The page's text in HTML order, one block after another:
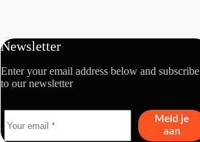
Newsletter
Enter your email address below and subscribe
to our newsletter
Meld je
aan